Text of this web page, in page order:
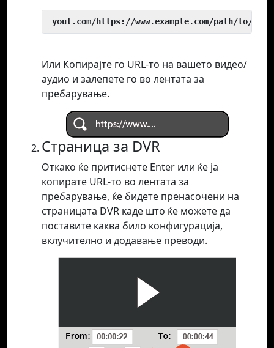
yout.com/https://www.example.com/path/to/
Или Копирајте го URL-то на вашето видео/
аудио и залепете го во лентата за
пребарување.
Страница за DVR
Откако ќе притиснете Enter или ќе ја
копирате URL-то во лентата за
пребарување, ќе бидете пренасочени на
страницата DVR каде што ќе можете да
поставите каква било конфигурација,
вклучително и додавање преводи.